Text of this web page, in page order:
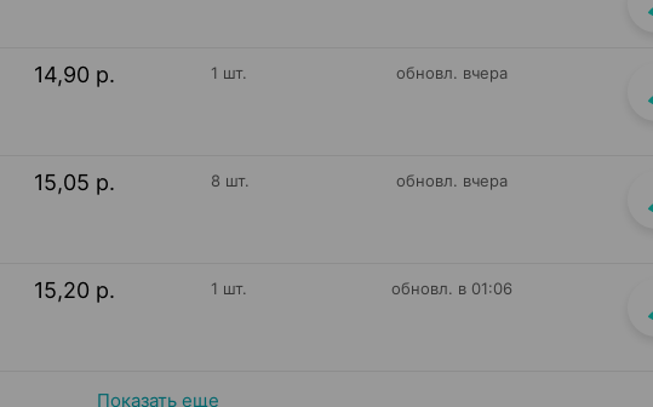
14,90 р. 1 шт. обновл. вчера
15,05 р. 8 шт. обновл. вчера
15,20 р. 1 шт. обновл. в 01:06
Показать еще